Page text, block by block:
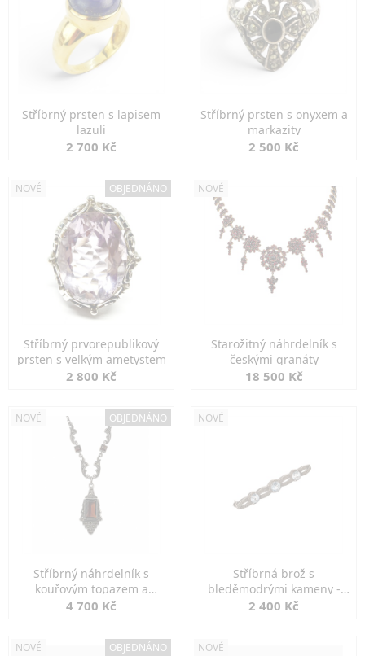
Stříbrný prsten s lapisem
lazuli
2 700 Kč
Stříbrný prsten s onyxem a
markazity
2 500 Kč
NOVÉ OBJEDNÁNO
Stříbrný prvorepublikový
prsten s velkým ametystem
2 800 Kč
NOVÉ
Starožitný náhrdelník s
českými granáty
18 500 Kč
NOVÉ OBJEDNÁNO
Stříbrný náhrdelník s
kouřovým topazem a
markazity
4 700 Kč
NOVÉ
Stříbrná brož s
bleděmodrými kameny -
jemná elegance
2 400 Kč
NOVÉ OBJEDNÁNO NOVÉ